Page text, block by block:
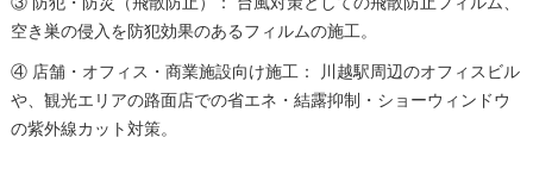
空き巣の侵入を防犯効果のあるフィルムの施工。
④ 店舗・オフィス・商業施設向け施工： 川越駅周辺のオフィスビル
や、観光エリアの路面店での省エネ・結露抑制・ショーウィンドウ
の紫外線カット対策。